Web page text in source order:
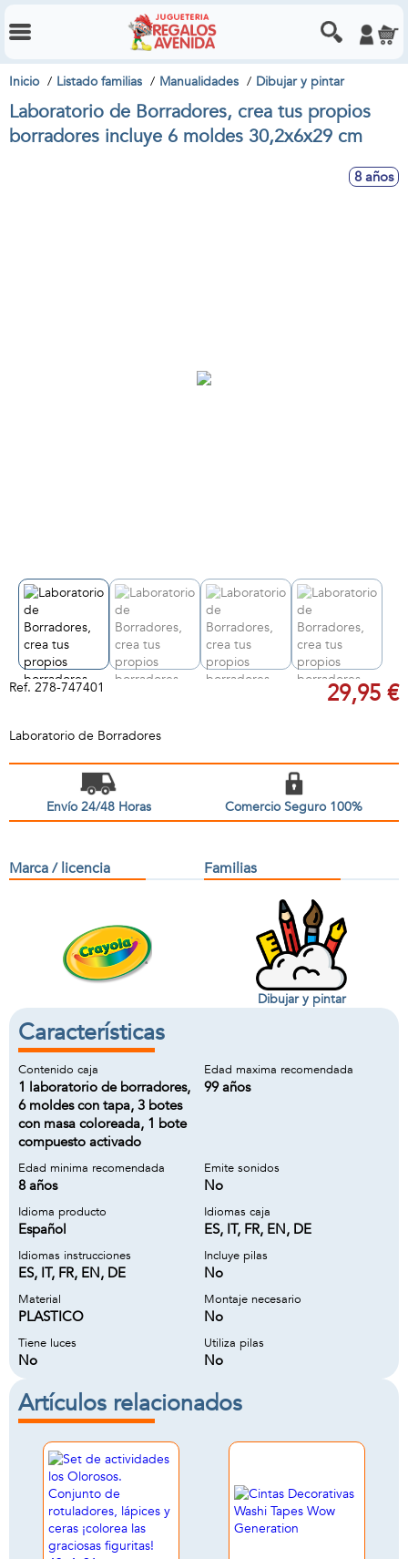
Inicio Listado familias Manualidades Dibujar y pintar
Laboratorio de Borradores, crea tus propios
borradores incluye 6 moldes 30,2x6x29 cm
8 años
Ref. 278-747401 29,95 €
Laboratorio de Borradores
Envío 24/48 Horas Comercio Seguro 100%
Marca / licencia Familias
Dibujar y pintar
Características
Contenido caja
1 laboratorio de borradores,
6 moldes con tapa, 3 botes
con masa coloreada, 1 bote
compuesto activado
Edad maxima recomendada
99 años
Edad minima recomendada
8 años
Emite sonidos
No
Idioma producto
Español
Idiomas caja
ES, IT, FR, EN, DE
Idiomas instrucciones
ES, IT, FR, EN, DE
Incluye pilas
No
Material
PLASTICO
Montaje necesario
No
Tiene luces
No
Utiliza pilas
No
Artículos relacionados